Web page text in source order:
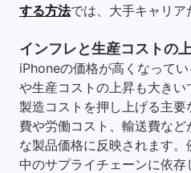
する方法では、大手キャリア
インフレと生産コストの
iPhoneの価格が高くなって
や生産コストの上昇も大き
製造コストを押し上げる主
費や労働コスト、輸送費な
な製品価格に反映されます
中のサプライチェーンに依